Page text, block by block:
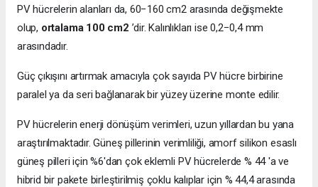
PV hücrelerin alanları da, 60−160 cm2 arasında değişmekte
olup, ortalama 100 cm2 ’dir. Kalınlıkları ise 0,2−0,4 mm
arasındadır.
Güç çıkışını artırmak amacıyla çok sayıda PV hücre birbirine
paralel ya da seri bağlanarak bir yüzey üzerine monte edilir.
PV hücrelerin enerji dönüşüm verimleri, uzun yıllardan bu yana
araştırılmaktadır. Güneş pillerinin verimliliği, amorf silikon esaslı
güneş pilleri için %6'dan çok eklemli PV hücrelerde % 44 'a ve
hibrid bir pakete birleştirilmiş çoklu kalıplar için % 44,4 arasında